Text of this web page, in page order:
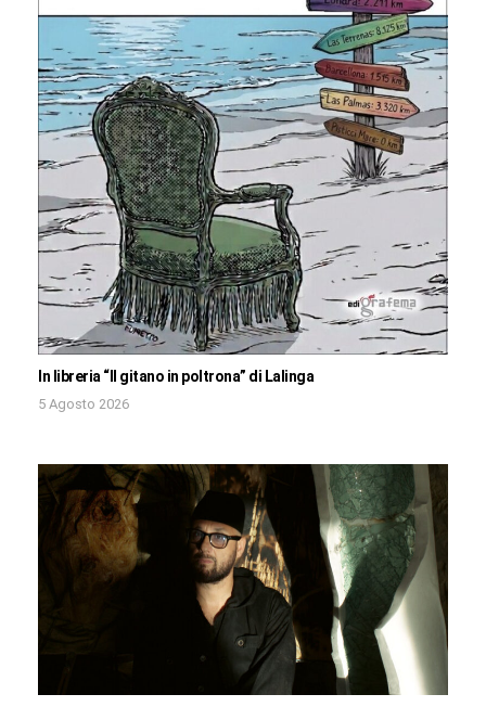
In libreria “Il gitano in poltrona” di Lalinga
5 Agosto 2026